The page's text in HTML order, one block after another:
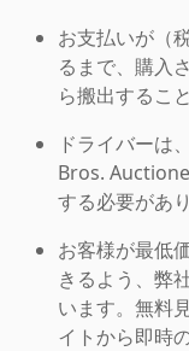
お支払いが（
るまで、購入
ら搬出するこ
ドライバーは
Bros.
する必要があり
お客様が最低
きるよう、弊
います。無料
イトから即時